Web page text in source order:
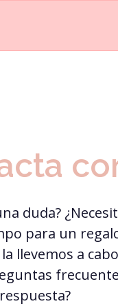
duda?
para un
llevemos a